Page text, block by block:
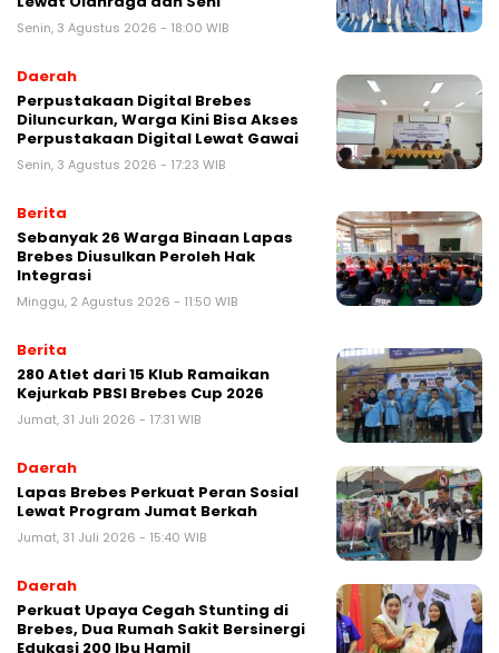
Senin, 3 Agustus 2026 - 18:00 WIB
Daerah
Perpustakaan Digital Brebes
Diluncurkan, Warga Kini Bisa Akses
Perpustakaan Digital Lewat Gawai
Senin, 3 Agustus 2026 - 17:23 WIB
Berita
Sebanyak 26 Warga Binaan Lapas
Brebes Diusulkan Peroleh Hak
Integrasi
Minggu, 2 Agustus 2026 - 11:50 WIB
Berita
280 Atlet dari 15 Klub Ramaikan
Kejurkab PBSI Brebes Cup 2026
Jumat, 31 Juli 2026 - 17:31 WIB
Daerah
Lapas Brebes Perkuat Peran Sosial
Lewat Program Jumat Berkah
Jumat, 31 Juli 2026 - 15:40 WIB
Daerah
Perkuat Upaya Cegah Stunting di
Brebes, Dua Rumah Sakit Bersinergi
Edukasi 200 Ibu Hamil